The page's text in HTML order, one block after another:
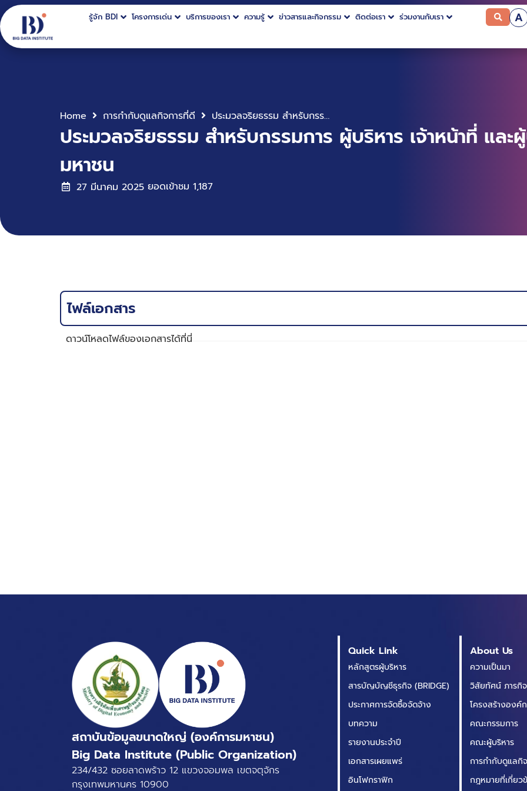
รู้จัก BDI โครงการเด่น บริการของเรา ความรู้ ข่าวสารและกิจกรรม ติดต่อเรา ร่วมงานกับเรา A
Home การกำกับดูแลกิจการที่ดี ประมวลจริยธรรม สำหรับกรรมการ ผู้บริหาร เจ้าหน้าที่ และผู้ปฏิบัติงานขององค์การมหาชน
ประมวลจริยธรรม สำหรับกรรมการ ผู้บริหาร เจ้าหน้าที่ แล
มหาชน
27 มีนาคม 2025 ยอดเข้าชม 1,187
ไฟล์เอกสาร
ดาวน์โหลดไฟล์ของเอกสารได้ที่นี่
สถาบันข้อมูลขนาดใหญ่ (องค์การมหาชน)
Big Data Institute (Public Organization)
234/432 ซอยลาดพร้าว 12 แขวงจอมพล เขตจตุจักร
กรุงเทพมหานคร 10900
Quick Link
หลักสูตรผู้บริหาร
สารบัญบัญชีธุรกิจ (BRIDGE)
ประกาศการจัดซื้อจัดจ้าง
บทความ
รายงานประจำปี
เอกสารเผยแพร่
อินโฟกราฟิก
About Us
ความเป็นมา
วิสัยทัศน์ ภารกิจ
โครงสร้างองค์
คณะกรรมการ
คณะผู้บริหาร
การกำกับดูแลกิ
กฎหมายที่เกี่ยว